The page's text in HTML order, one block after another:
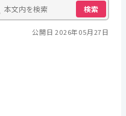
検索
公開日 2026年05月27日